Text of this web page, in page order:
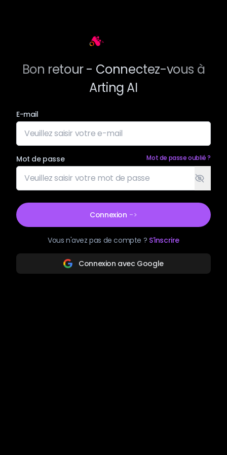
Bon retour - Connectez-vous à
Arting AI
E-mail
Mot de passe Mot de passe oublié ?
Connexion ->
Vous n'avez pas de compte ? S'inscrire
Connexion avec Google